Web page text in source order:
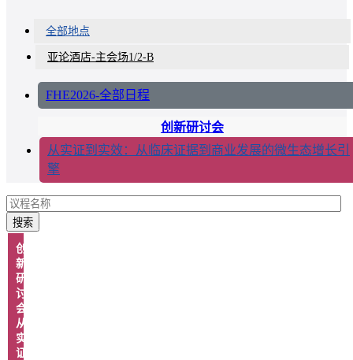
全部地点
亚论酒店-主会场1/2-B
FHE2026-全部日程
创新研讨会
从实证到实效：从临床证据到商业发展的微生态增长引
擎
搜索
创
新
研
讨
会：
从
实
证